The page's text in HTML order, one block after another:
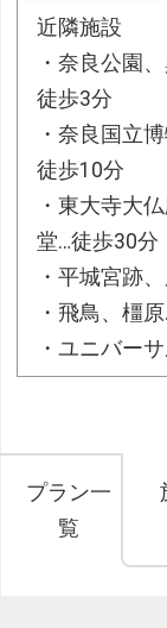
近隣施設
・奈良公園
徒歩3分
・奈良国立
徒歩10分
・東大寺大
堂…徒歩30分
・平城宮跡
・飛鳥、橿
・ユニバー
プラン一
覧